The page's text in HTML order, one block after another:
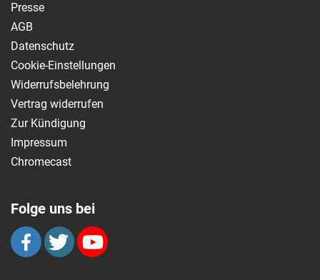
Presse
AGB
Datenschutz
Cookie-Einstellungen
Widerrufsbelehrung
Vertrag widerrufen
Zur Kündigung
Impressum
Chromecast
Folge uns bei